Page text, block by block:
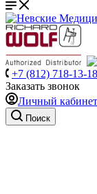
+7 (812) 718-13-18
Заказать звонок
Личный кабинет
Поиск